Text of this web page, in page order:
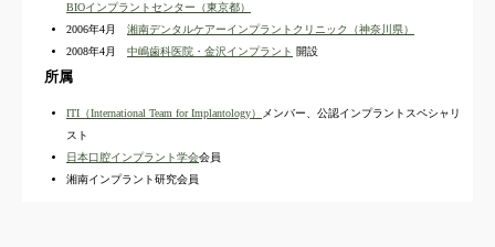
BIOインプラントセンター（東京都）
2006年4月 湘南デンタルケアーインプラントクリニック（神奈川県）
2008年4月 中嶋歯科医院・金沢インプラント 開設
所属
ITI（International Team for Implantology）
メンバー、公認インプラントスペシャリ
スト
日本口腔インプラント学会会員
湘南インプラント研究会員